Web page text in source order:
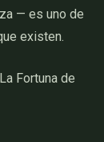
— es uno de
existen.
Fortuna de